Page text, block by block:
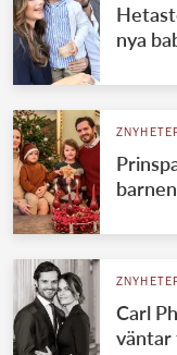
nya
barnen
Carl
väntar